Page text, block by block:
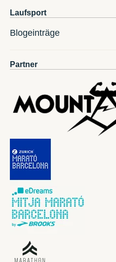
Laufsport
Blogeinträge
Partner